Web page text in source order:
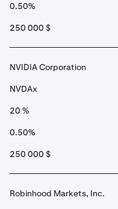
0.50%
250 000 $
NVIDIA Corporation
NVDAx
20 %
0.50%
250 000 $
Robinhood Markets, Inc.